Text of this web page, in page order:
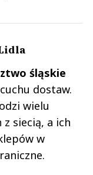
śląskie
dostaw.
wielu
siecią, a ich
w